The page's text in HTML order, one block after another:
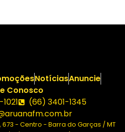
NotíciasAnuncie
Conosco
(66) 3401-1345
673 - Centro - Barra do Garças / MT